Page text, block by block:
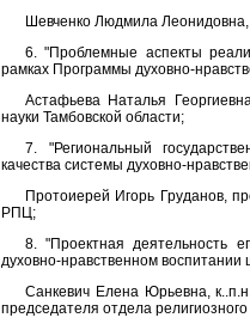
Шевченко Людмила Леонидовна,
6. "Проблемные аспекты
рамках Программы духовно-
Астафьева Наталья
науки Тамбовской области;
7. "Региональный
качества системы духовно-
Протоиерей Игорь Груданов,
РПЦ;
8. "Проектная деятельность
духовно-нравственном
Санкевич Елена Юрьевна,
председателя отдела